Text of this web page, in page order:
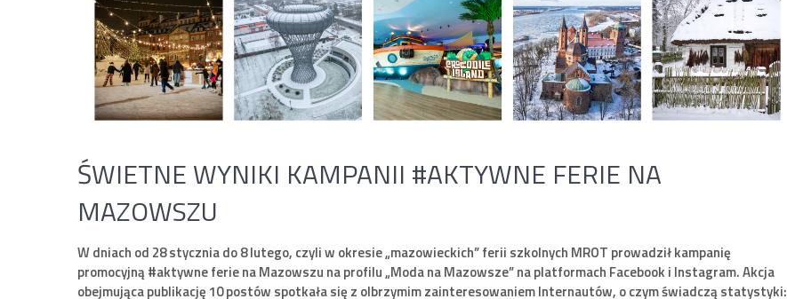
ŚWIETNE WYNIKI KAMPANII #AKTYWNE FERIE NA
MAZOWSZU
W dniach od 28 stycznia do 8 lutego, czyli w okresie „mazowieckich” ferii szkolnych MROT prowadził kampanię
promocyjną #aktywne ferie na Mazowszu na profilu „Moda na Mazowsze” na platformach Facebook i Instagram. Akcja
obejmująca publikację 10 postów spotkała się z olbrzymim zainteresowaniem Internautów, o czym świadczą statystyki: